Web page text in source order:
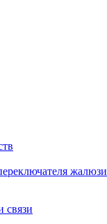
жалюзи
связи